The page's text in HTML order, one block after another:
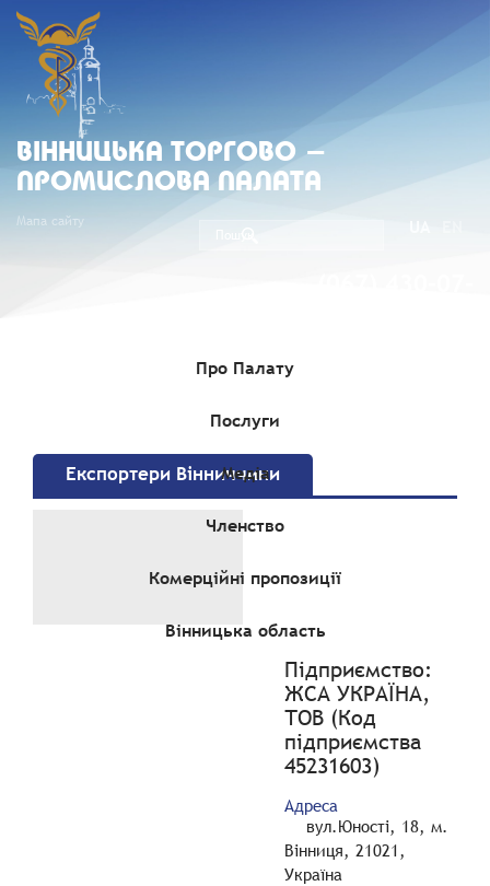
ВIННИЦЬКА ТОРГОВО -
ПРОМИСЛОВА ПАЛАТА
Мапа сайту
Про Палату
Послуги
Медіа
Членство
Комерційні пропозиції
Вінницька область
Експортери Вінниччини
Підприємство:
ЖСА УКРАЇНА,
ТОВ (Код
підприємства
45231603)
Адреса
вул.Юності, 18, м.
Вінниця, 21021,
Україна